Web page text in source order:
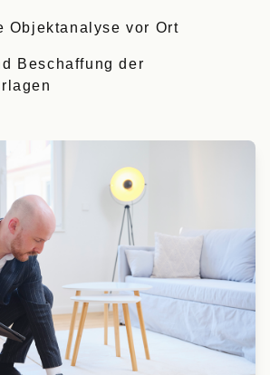
Objektanalyse vor Ort
Beschaffung der